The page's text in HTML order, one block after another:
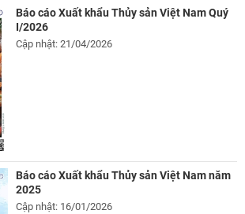
Báo cáo Xuất khẩu Thủy sản Việt Nam Quý
I/2026
Cập nhật: 21/04/2026
Báo cáo Xuất khẩu Thủy sản Việt Nam năm
2025
Cập nhật: 16/01/2026